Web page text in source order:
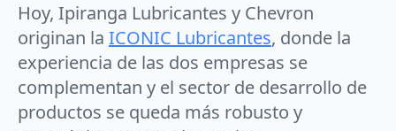
Hoy, Ipiranga Lubricantes y Chevron
originan la ICONIC Lubricantes, donde la
experiencia de las dos empresas se
complementan y el sector de desarrollo de
productos se queda más robusto y